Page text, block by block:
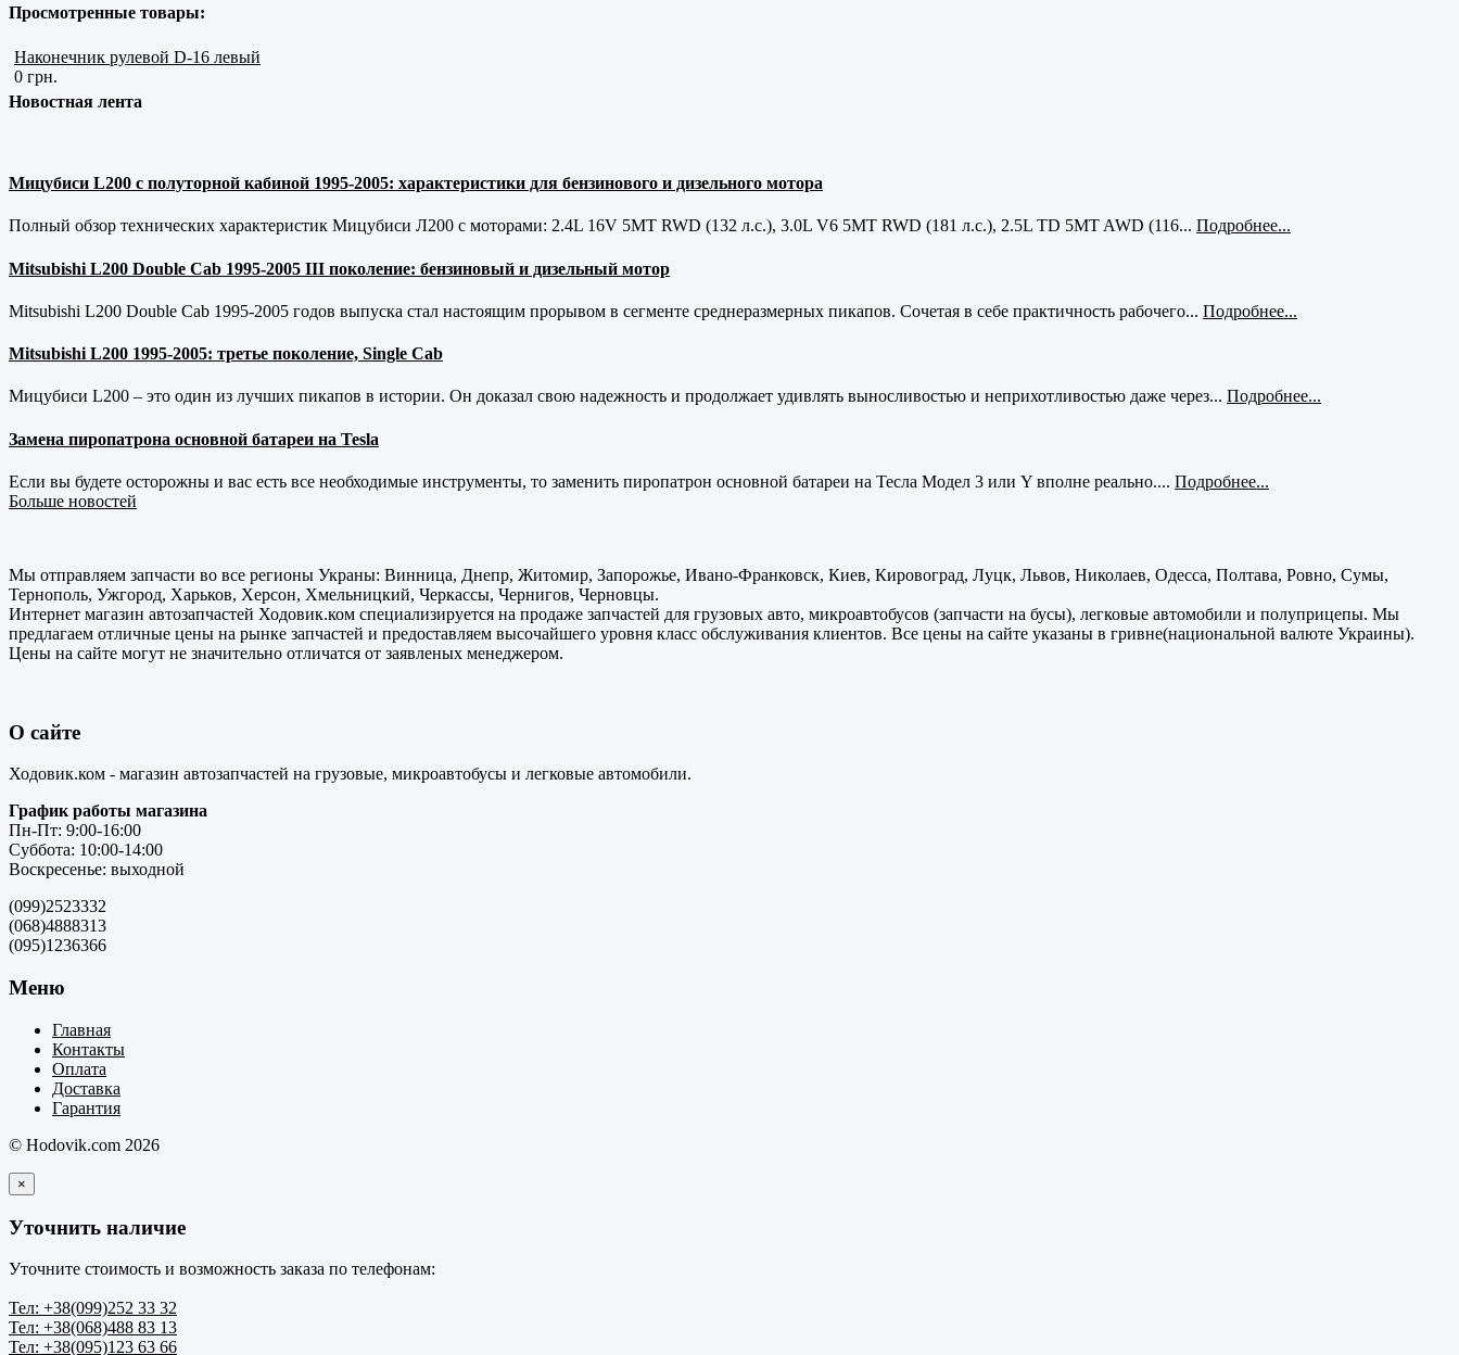
Просмотренные товары:
Наконечник рулевой D-16 левый
0 грн.
Новостная лента
Мицубиси L200 с полуторной кабиной 1995-2005: характеристики для бензинового и дизельного мотора
Полный обзор технических характеристик Мицубиси Л200 с моторами: 2.4L 16V 5MT RWD (132 л.с.), 3.0L V6 5MT RWD (181 л.с.), 2.5L TD 5MT AWD (116... Подробнее...
Mitsubishi L200 Double Cab 1995-2005 III поколение: бензиновый и дизельный мотор
Mitsubishi L200 Double Cab 1995-2005 годов выпуска стал настоящим прорывом в сегменте среднеразмерных пикапов. Сочетая в себе практичность рабочего... Подробнее...
Mitsubishi L200 1995-2005: третье поколение, Single Cab
Мицубиси L200 – это один из лучших пикапов в истории. Он доказал свою надежность и продолжает удивлять выносливостью и неприхотливостью даже через... Подробнее...
Замена пиропатрона основной батареи на Tesla
Если вы будете осторожны и вас есть все необходимые инструменты, то заменить пиропатрон основной батареи на Тесла Модел 3 или Y вполне реально.... Подробнее...
Больше новостей
Мы отправляем запчасти во все регионы Украны: Винница, Днепр, Житомир, Запорожье, Ивано-Франковск, Киев, Кировоград, Луцк, Львов, Николаев, Одесса, Полтава, Ровно, Сумы,
Тернополь, Ужгород, Харьков, Херсон, Хмельницкий, Черкассы, Чернигов, Черновцы.
Интернет магазин автозапчастей Ходовик.ком специализируется на продаже запчастей для грузовых авто, микроавтобусов (запчасти на бусы), легковые автомобили и полуприцепы. Мы
предлагаем отличные цены на рынке запчастей и предоставляем высочайшего уровня класс обслуживания клиентов. Все цены на сайте указаны в гривне(национальной валюте Украины).
Цены на сайте могут не значительно отличатся от заявленых менеджером.
О сайте
Ходовик.ком - магазин автозапчастей на грузовые, микроавтобусы и легковые автомобили.
График работы магазина
Пн-Пт: 9:00-16:00
Суббота: 10:00-14:00
Воскресенье: выходной
(099)2523332
(068)4888313
(095)1236366
Меню
Главная
Контакты
Оплата
Доставка
Гарантия
© Hodovik.com 2026
×
Уточнить наличие
Уточните стоимость и возможность заказа по телефонам:
Тел: +38(099)252 33 32
Тел: +38(068)488 83 13
Тел: +38(095)123 63 66